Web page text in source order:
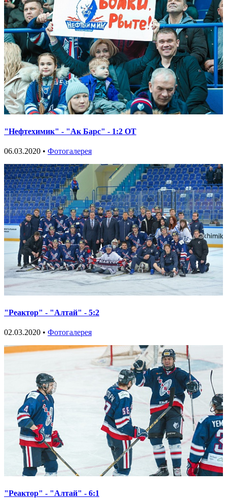
"Нефтехимик" - "Ак Барс" - 1:2 ОТ
06.03.2020 • Фотогалерея
"Реактор" - "Алтай" - 5:2
02.03.2020 • Фотогалерея
"Реактор" - "Алтай" - 6:1